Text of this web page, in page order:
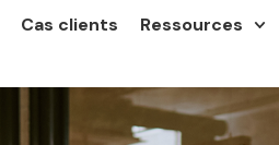
Cas clients Ressources